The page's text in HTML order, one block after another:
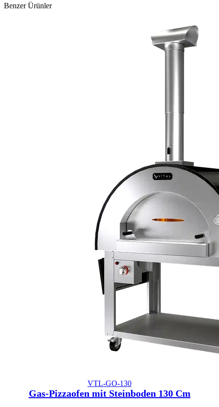
Benzer Ürünler
VTL-GO-130
Gas-Pizzaofen mit Steinboden 130 Cm